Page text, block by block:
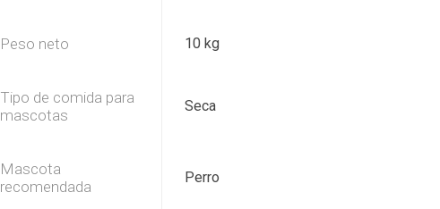
Peso neto 10 kg
Tipo de comida para
mascotas
Seca
Mascota
recomendada
Perro